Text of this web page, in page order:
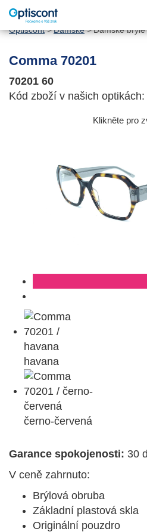
Optiscont Dámské Dámské
Comma 70201
70201 60
Kód zboží v našich optikách:
Klikněte pro
havana
černo-červená
Garance spokojenosti: 30
V ceně zahrnuto:
Brýlová obruba
Základní plastová skla
Originální pouzdro